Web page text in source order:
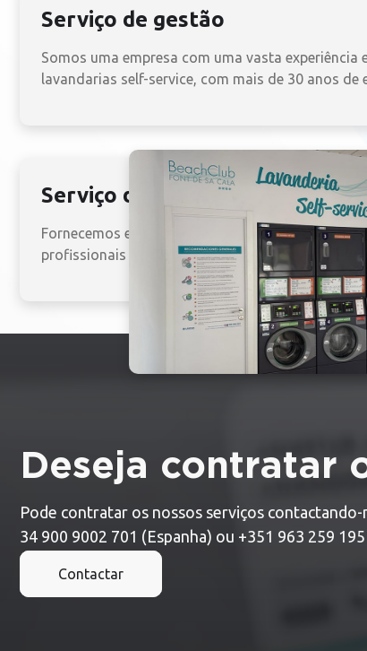
Serviço de gestão
Somos uma empresa com uma vasta experiência
lavandarias self-service, com mais de 30 anos de
Serviço de total care
Fornecemos equipamentos de lavagem e secagem
profissionais e/ou industriais a um preço fixo
Deseja contratar
Pode contratar os nossos serviços
34 900 9002 701 (Espanha) ou +351 963 259
Contactar